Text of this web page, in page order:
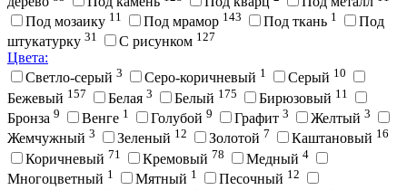
Под мозаику 11 Под мрамор 143 Под ткань 1
Под
штукатурку 31 С рисунком 127
Цвета:
Cветло-серый 3 Cеро-коричневый 1 Cерый 10
Бежевый 157 Белая 3 Белый 175 Бирюзовый 11
Бронза 9 Венге 1 Голубой 9 Графит 3 Желтый 3
Жемчужный 3 Зеленый 12 Золотой 7 Каштановый 16
Коричневый 71 Кремовый 78 Медный 4
Многоцветный 1 Мятный 1 Песочный 12